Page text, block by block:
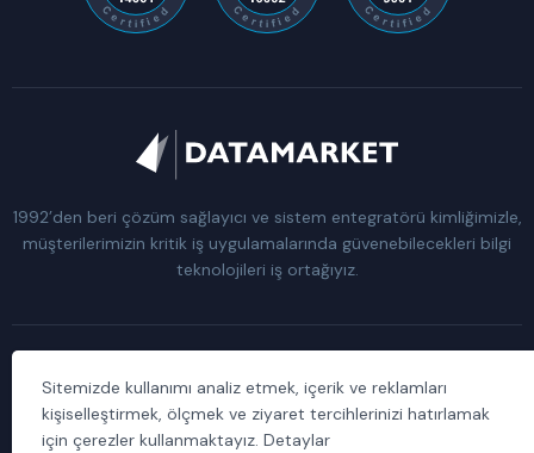
1992’den beri çözüm sağlayıcı ve sistem entegratörü kimliğimizle,
müşterilerimizin kritik iş uygulamalarında güvenebilecekleri bilgi
teknolojileri iş ortağıyız.
Kişisel Verilerin Korunması Kanunu Aydınlatma Metni
Sitemizde kullanımı analiz etmek, içerik ve reklamları
kişiselleştirmek, ölçmek ve ziyaret tercihlerinizi hatırlamak
için çerezler kullanmaktayız. Detaylar